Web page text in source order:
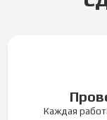
Каждая